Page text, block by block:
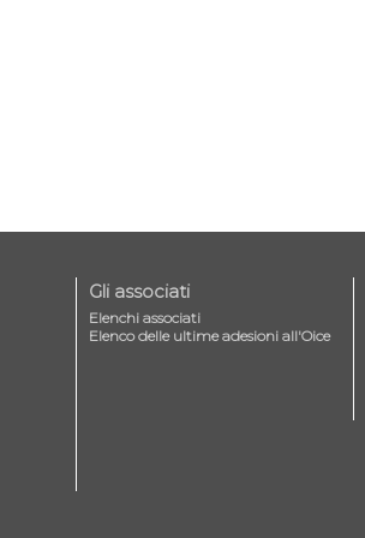
Gli associati
Elenchi associati
Elenco delle ultime adesioni all'Oice